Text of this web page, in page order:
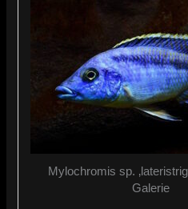
Mylochromis sp.
Galerie